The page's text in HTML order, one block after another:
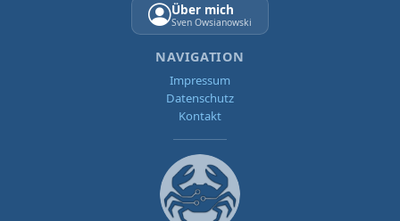
Über mich
Sven Owsianowski
NAVIGATION
Impressum
Datenschutz
Kontakt